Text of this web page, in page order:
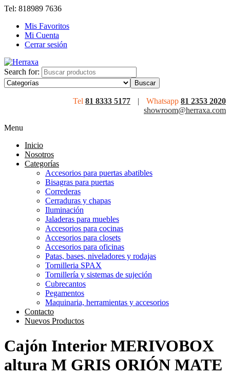
Tel: 818989 7636
Mis Favoritos
Mi Cuenta
Cerrar sesión
Search for:
Tel 81 8333 5177 | Whatsapp 81 2353 2020
showroom@herraxa.com
Menu
Inicio
Nosotros
Categorías
Accesorios para puertas abatibles
Bisagras para puertas
Correderas
Cerraduras y chapas
Iluminación
Jaladeras para muebles
Accesorios para cocinas
Accesorios para closets
Accesorios para oficinas
Patas, bases, niveladores y rodajas
Tornilleria SPAX
Tornillería y sistemas de sujeción
Cubrecantos
Pegamentos
Maquinaria, herramientas y accesorios
Contacto
Nuevos Productos
Cajón Interior MERIVOBOX
altura M GRIS ORIÓN MATE